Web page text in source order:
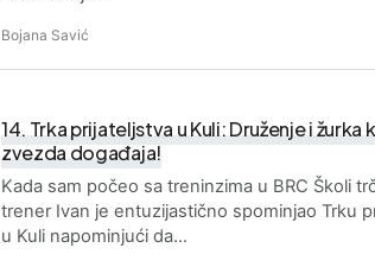
Bojana Savić
14. Trka prijateljstva u Kuli: Druženje i žurka
zvezda događaja!
Kada sam počeo sa treninzima u BRC Školi
trener Ivan je entuzijastično spominjao Trku
u Kuli napominjući da…